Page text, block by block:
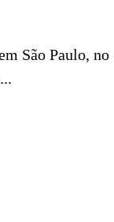
São Paulo, no